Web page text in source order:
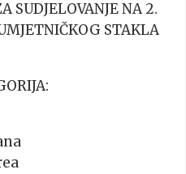
SUDJELOVANJE NA 2.
STAKLA